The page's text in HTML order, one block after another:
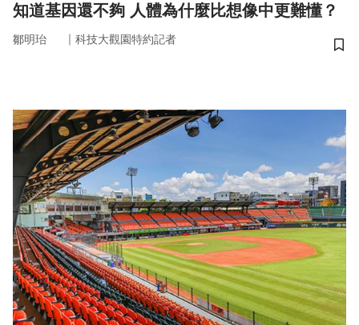
知道基因還不夠 人體為什麼比想像中更難懂？
鄒明珆 ｜ 科技大觀園特約記者
儲